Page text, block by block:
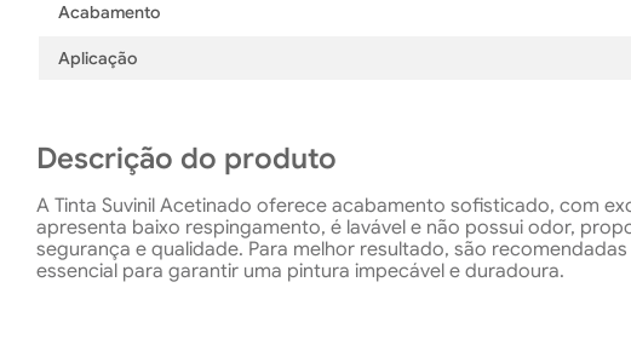
Acabamento
Aplicação
Descrição do produto
A Tinta Suvinil Acetinado oferece acabamento sofisticado, com
apresenta baixo respingamento, é lavável e não possui odor,
segurança e qualidade. Para melhor resultado, são
essencial para garantir uma pintura impecável e duradoura.